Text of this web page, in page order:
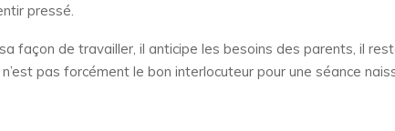
pressé.
façon de travailler, il anticipe les besoins des parents, il
pas forcément le bon interlocuteur pour une séance